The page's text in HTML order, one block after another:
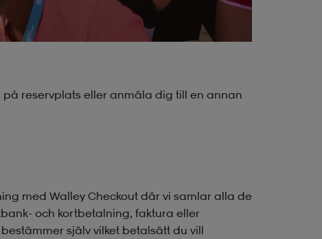
reservplats eller anmäla dig till en annan
med Walley Checkout där vi samlar alla de
och kortbetalning, faktura eller
själv vilket betalsätt du vill